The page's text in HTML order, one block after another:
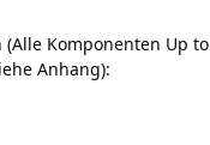
Komponenten Up
Anhang):